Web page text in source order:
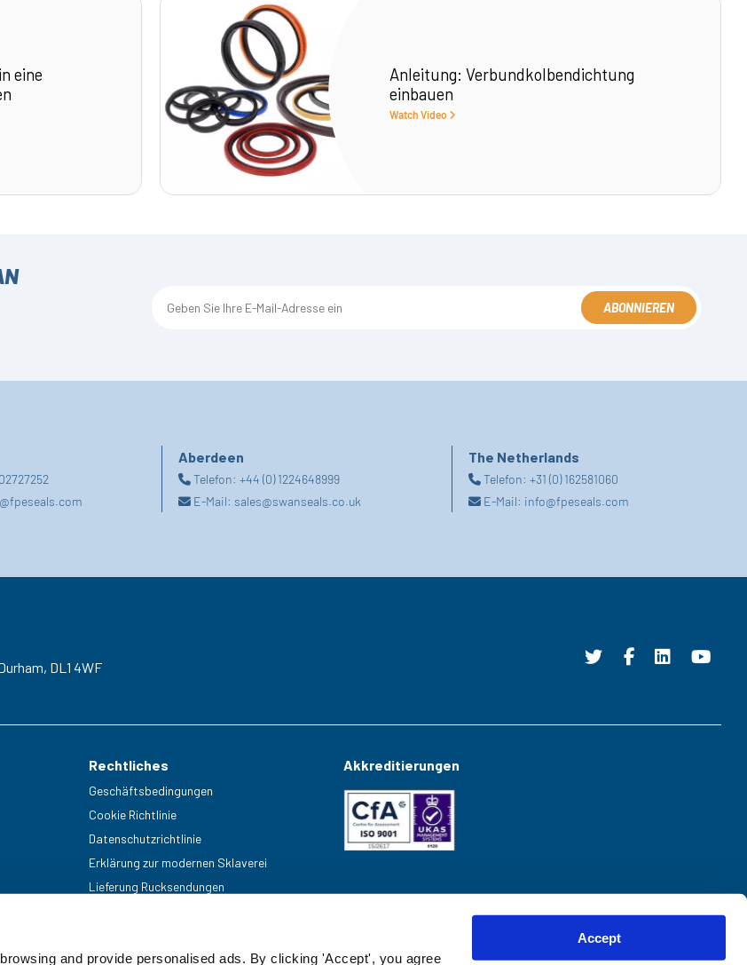
and provide personalised ads. By clicking 'Accept', you agree
Accept
eine
Anleitung: Verbundkolbendichtung
einbauen
Watch Video
ABONNIEREN
Aberdeen
Telefon: +44 (0) 1224648999
E-Mail: sales@swanseals.co.uk
The Netherlands
Telefon:+31 (0) 162581060
E-Mail: info@fpeseals.com
DL1 4WF
Rechtliches
Geschäftsbedingungen
Cookie Richtlinie
Datenschutzrichtlinie
Erklärung zur modernen Sklaverei
Lieferung Rucksendungen
Akkreditierungen